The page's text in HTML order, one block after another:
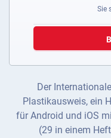
Sie
Der
Plastikausweis, ein
für Android und iOS
(29 in einem